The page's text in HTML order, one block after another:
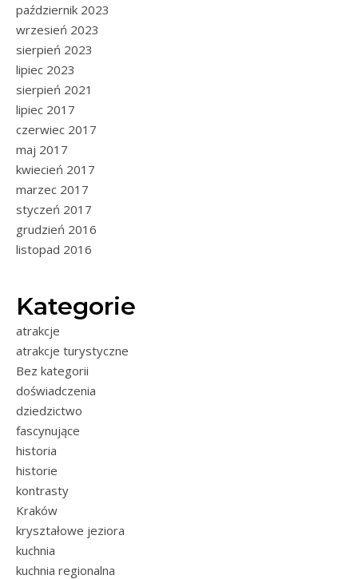
październik 2023
wrzesień 2023
sierpień 2023
lipiec 2023
sierpień 2021
lipiec 2017
czerwiec 2017
maj 2017
kwiecień 2017
marzec 2017
styczeń 2017
grudzień 2016
listopad 2016
Kategorie
atrakcje
atrakcje turystyczne
Bez kategorii
doświadczenia
dziedzictwo
fascynujące
historia
historie
kontrasty
Kraków
kryształowe jeziora
kuchnia
kuchnia regionalna